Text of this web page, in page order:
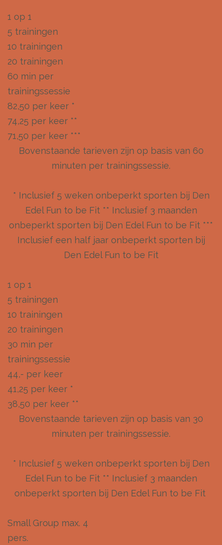
1 op 1
5 trainingen
10 trainingen
20 trainingen
60 min per
trainingssessie
82,50 per keer *
74,25 per keer **
71,50 per keer ***
Bovenstaande tarieven zijn op basis van 60
minuten per trainingssessie.
* Inclusief 5 weken onbeperkt sporten bij Den
Edel Fun to be Fit ** Inclusief 3 maanden
onbeperkt sporten bij Den Edel Fun to be Fit ***
Inclusief een half jaar onbeperkt sporten bij
Den Edel Fun to be Fit
1 op 1
5 trainingen
10 trainingen
20 trainingen
30 min per
trainingssessie
44,- per keer
41,25 per keer *
38,50 per keer **
Bovenstaande tarieven zijn op basis van 30
minuten per trainingssessie.
* Inclusief 5 weken onbeperkt sporten bij Den
Edel Fun to be Fit ** Inclusief 3 maanden
onbeperkt sporten bij Den Edel Fun to be Fit
Small Group max. 4
pers.